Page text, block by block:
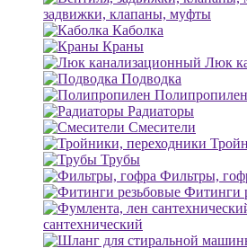
задвижки, клапаны, муфты
Каболка
Краны
Люк
Подводка
Полипропилен
Радиаторы
Смесители
Трубы
Фильтры,
Фитинги
сантехнический